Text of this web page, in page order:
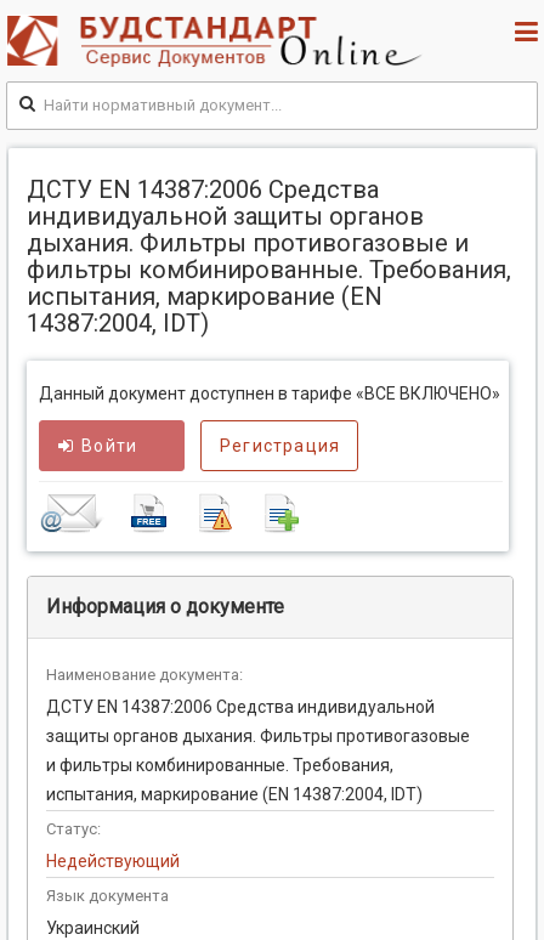
ДСТУ EN 14387:2006 Средства
индивидуальной защиты органов
дыхания. Фильтры противогазовые и
фильтры комбинированные. Требования,
испытания, маркирование (EN
14387:2004, IDТ)
Данный документ доступнен в тарифе «ВСЕ ВКЛЮЧЕНО»
Войти Регистрация
Информация о документе
Наименование документа:
ДСТУ EN 14387:2006 Средства индивидуальной
защиты органов дыхания. Фильтры противогазовые
и фильтры комбинированные. Требования,
испытания, маркирование (EN 14387:2004, IDТ)
Статус:
Недействующий
Язык документа
Украинский